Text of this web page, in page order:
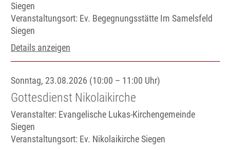
Siegen
Veranstaltungsort: Ev. Begegnungsstätte Im Samelsfeld
Siegen
Details anzeigen
Sonntag, 23.08.2026 (10:00 – 11:00 Uhr)
Gottesdienst Nikolaikirche
Veranstalter: Evangelische Lukas-Kirchengemeinde
Siegen
Veranstaltungsort: Ev. Nikolaikirche Siegen